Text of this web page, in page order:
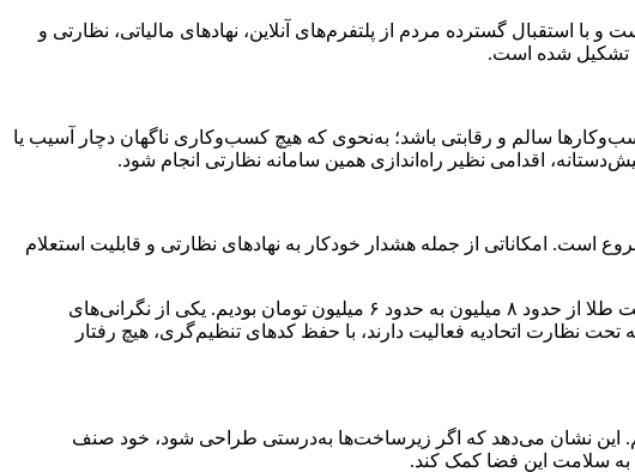
استقبال گسترده مردم از پلتفرم‌های آنلاین، نهادهای مالیاتی، نظارتی و
تشکیل شده است.
سالم و رقابتی باشد؛ به‌نحوی که هیچ کسب‌وکاری ناگهان دچار آسیب یا
اقدامی نظیر راه‌اندازی همین سامانه نظارتی انجام شود.
امکاناتی از جمله هشدار خودکار به نهادهای نظارتی و قابلیت استعلام
وی به تجربه اخیر کاهش شدید قیمت طلا نیز اشاره کرد و آن را نشانه بلوغ بازار آنلاین دانست:در ماه‌های اخیر شاهد کاهش قیمت طلا از حدود ۸ میلیون به حدود ۶ میلیون تومان بودیم. یکی از نگرانی‌های
تحت نظارت اتحادیه فعالیت دارند، با حفظ کدهای تنظیم‌گری، هیچ رفتار
این نشان می‌دهد که اگر زیرساخت‌ها به‌درستی طراحی شود، خود صنف
به سلامت این فضا کمک کند.